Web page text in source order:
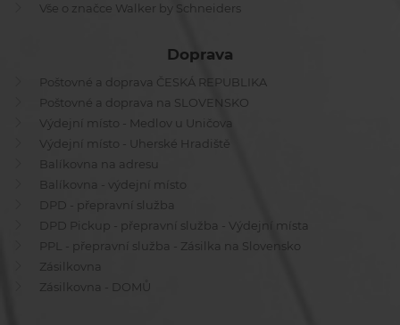
Vše o značce Walker by Schneiders
Doprava
Poštovné a doprava ČESKÁ REPUBLIKA
Poštovné a doprava na SLOVENSKO
Výdejní místo - Medlov u Uničova
Výdejní místo - Uherské Hradiště
Balíkovna na adresu
Balíkovna - výdejní místo
DPD - přepravní služba
DPD Pickup - přepravní služba - Výdejní místa
PPL - přepravní služba - Zásilka na Slovensko
Zásilkovna
Zásilkovna - DOMŮ